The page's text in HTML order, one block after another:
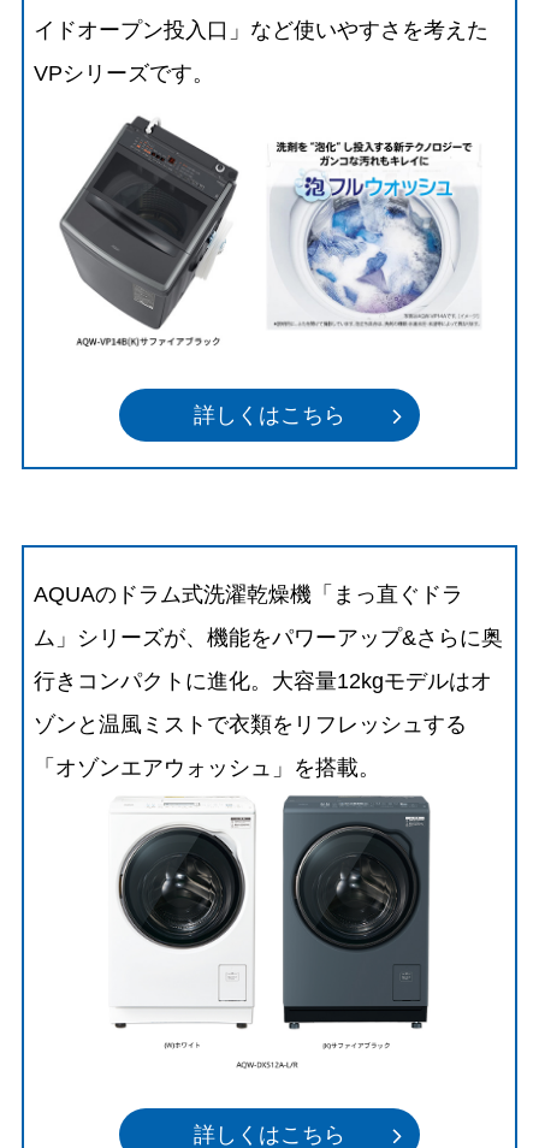
イドオープン投入口」など使いやすさを考えた
VPシリーズです。
詳しくはこちら
AQUAのドラム式洗濯乾燥機「まっ直ぐドラ
ム」シリーズが、機能をパワーアップ&さらに奥
行きコンパクトに進化。大容量12kgモデルはオ
ゾンと温風ミストで衣類をリフレッシュする
「オゾンエアウォッシュ」を搭載。
詳しくはこちら